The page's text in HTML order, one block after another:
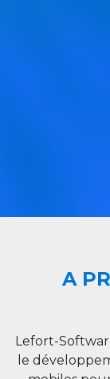
A
Lefort-
le